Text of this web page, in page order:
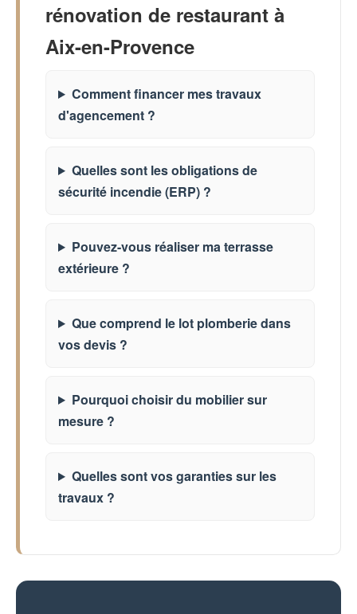
rénovation de restaurant à
Aix-en-Provence
Comment financer mes travaux
d'agencement ?
Quelles sont les obligations de
sécurité incendie (ERP) ?
Pouvez-vous réaliser ma terrasse
extérieure ?
Que comprend le lot plomberie dans
vos devis ?
Pourquoi choisir du mobilier sur
mesure ?
Quelles sont vos garanties sur les
travaux ?